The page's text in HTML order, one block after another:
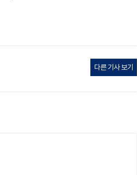
다른 기사 보기